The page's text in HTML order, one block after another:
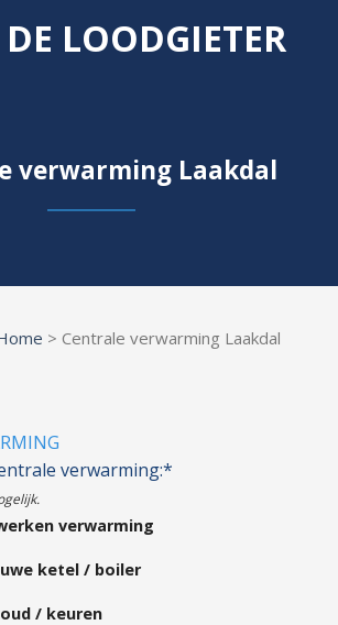
LOODGIETER
verwarming Laakdal
> Centrale verwarming Laakdal
verwarming:*
verwarming
ketel / boiler
/ keuren